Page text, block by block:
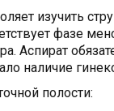
изучить
фазе
Аспират
наличие
полости: